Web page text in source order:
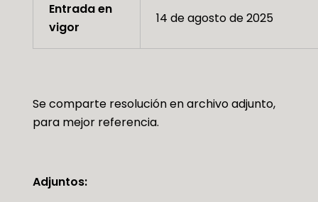
Entrada en
vigor
14 de agosto de 2025
Se comparte resolución en archivo adjunto,
para mejor referencia.
Adjuntos: